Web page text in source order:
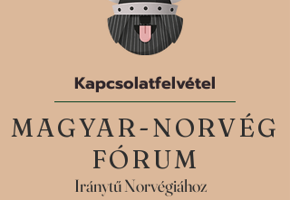
MAGYAR-NORVÉG
FÓRUM
Iránytű Norvégiához
Kapcsolatfelvétel